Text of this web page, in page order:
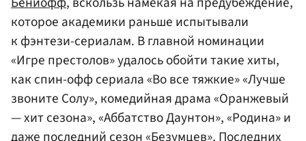
которое академики раньше испытывали
к фэнтези-сериалам. В главной номинации
«Игре престолов» удалось обойти такие хиты,
как спин-офф сериала «Во все тяжкие» «Лучше
звоните Солу», комедийная драма «Оранжевый
— хит сезона», «Аббатство Даунтон», «Родина» и
даже последний сезон «Безумцев». Последних